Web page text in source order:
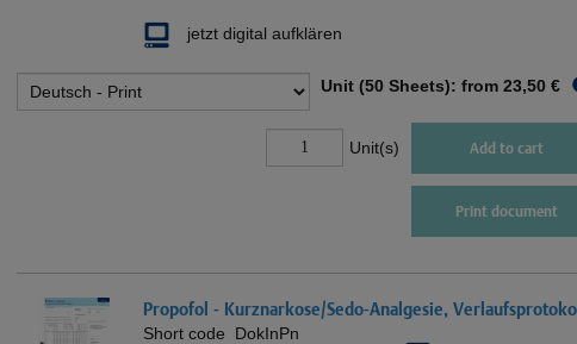
jetzt digital aufklären
Unit (50 Sheets): from 23,50 €
Unit(s) Add to cart
Print document
Propofol - Kurznarkose/Sedo-Analgesie,
Short code DokInPn